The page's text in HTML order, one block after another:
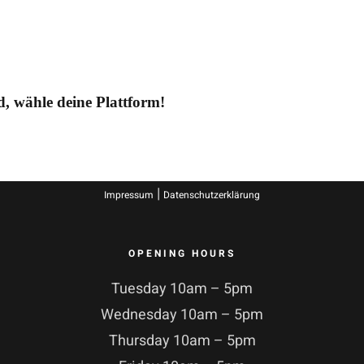
wähle deine Plattform!
Impressum | Datenschutzerklärung
OPENING HOURS
Tuesday 10am – 5pm
Wednesday 10am – 5pm
Thursday 10am – 5pm